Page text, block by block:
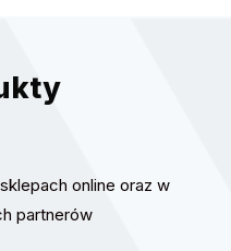
online oraz w
partnerów